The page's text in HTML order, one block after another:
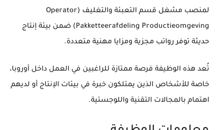
لمنصب
مشغل قسم التعبئة والتغليف (Operator
Pakketteerafdeling Productieomgeving)
ضمن بيئة إنتاج
حديثة توفر رواتب مجزية ومزايا مهنية متعددة.
تُعد هذه الوظيفة فرصة ممتازة للراغبين في العمل داخل أوروبا،
خاصة للأشخاص الذين يمتلكون خبرة في بيئات الإنتاج أو لديهم
اهتمام بالمجالات التقنية واللوجستية.